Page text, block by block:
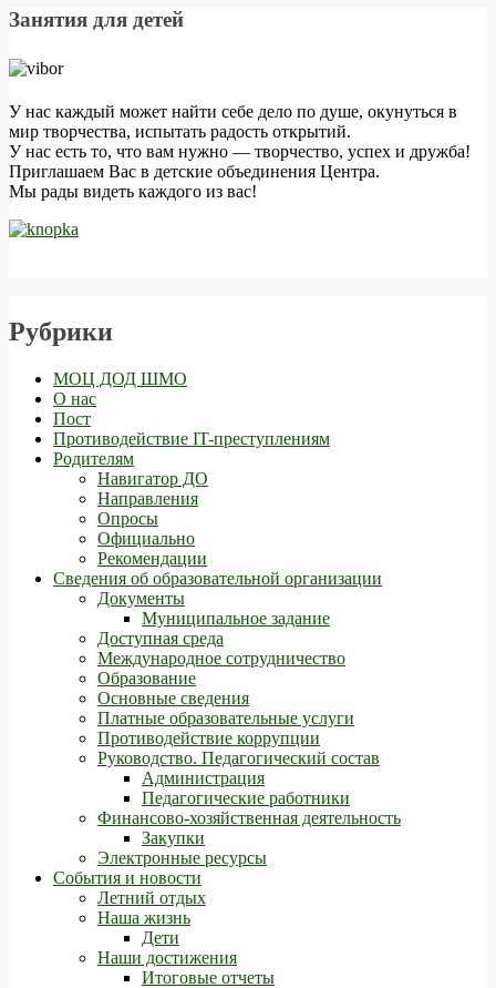
Занятия для детей
У нас каждый может найти себе дело по душе, окунуться в
мир творчества, испытать радость открытий.
У нас есть то, что вам нужно — творчество, успех и дружба!
Приглашаем Вас в детские объединения Центра.
Мы рады видеть каждого из вас!
Рубрики
МОЦ ДОД ШМО
О нас
Пост
Противодействие IT-преступлениям
Родителям
Навигатор ДО
Направления
Опросы
Официально
Рекомендации
Сведения об образовательной организации
Документы
Муниципальное задание
Доступная среда
Международное сотрудничество
Образование
Основные сведения
Платные образовательные услуги
Противодействие коррупции
Руководство. Педагогический состав
Администрация
Педагогические работники
Финансово-хозяйственная деятельность
Закупки
Электронные ресурсы
События и новости
Летний отдых
Наша жизнь
Дети
Наши достижения
Итоговые отчеты